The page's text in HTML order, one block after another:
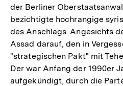
der Berliner
bezichtigte hochrangige
des Anschlags. Angesichts
Assad darauf, den in
"strategischen Pakt" mit
Der war Anfang der 1990er
aufgekündigt, durch die